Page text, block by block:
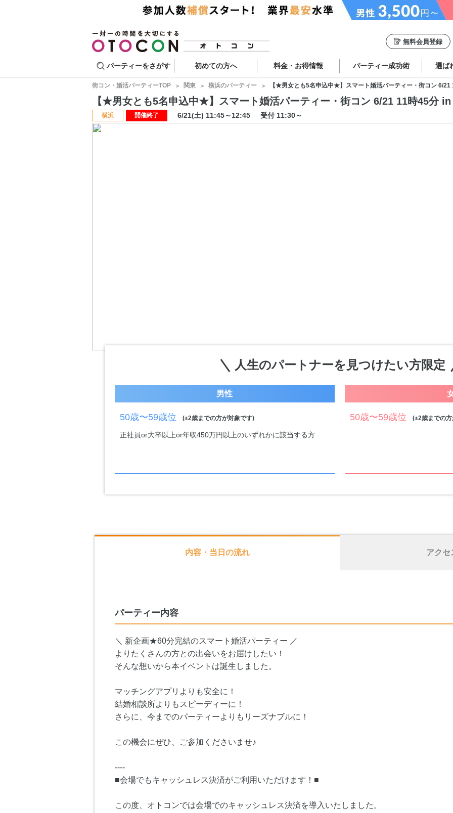
無料会員登録
パーティーをさがす 初めての方へ 料金・お得情報 パーティー成功術 選ば
街コン・婚活パーティーTOP 関東 横浜のパーティー 【★男女とも5名申込中★】スマート婚活パーティー・街コン 6/21
【★男女とも5名申込中★】スマート婚活パーティー・街コン 6/21 11時45分
横浜 開催終了 6/21(土) 11:45～12:45 受付 11:30～
人生のパートナーを見つけたい方限定
男性
50歳〜59歳位 (±2歳までの方が対象です)
正社員or大卒以上or年収450万円以上のいずれかに該当する方
50歳〜59歳位 (±2歳までの方
内容・当日の流れ アクセ
パーティー内容
＼ 新企画★60分完結のスマート婚活パーティー ／
よりたくさんの方との出会いをお届けしたい！
そんな想いから本イベントは誕生しました。
マッチングアプリよりも安全に！
結婚相談所よりもスピーディーに！
さらに、今までのパーティーよりもリーズナブルに！
この機会にぜひ、ご参加くださいませ♪
----
■会場でもキャッシュレス決済がご利用いただけます！■
この度、オトコンでは会場でのキャッシュレス決済を導入いたしました。